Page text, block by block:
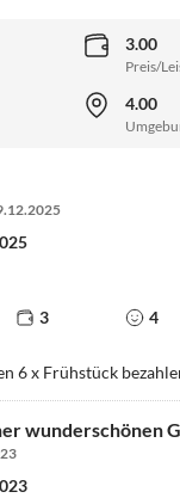
3.00
Preis/
4.00
3 4
6 x Frühstück
wunderschönen